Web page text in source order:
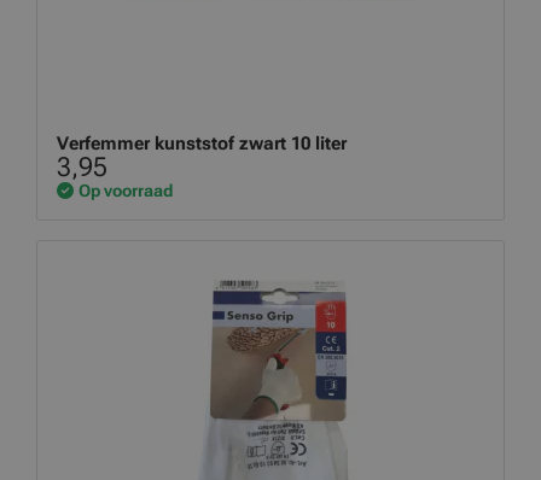
Verfemmer kunststof zwart 10 liter
3,95
Op voorraad